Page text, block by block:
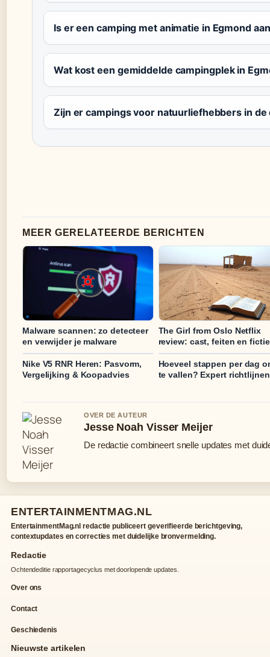
Is er een camping met animatie in Egmond
Wat kost een gemiddelde campingplek in
Zijn er campings voor natuurliefhebbers in de
MEER GERELATEERDE BERICHTEN
Malware scannen: zo detecteer
en verwijder je malware
The Girl from Oslo Netflix
review: cast, feiten en fictie
Nike V5 RNR Heren: Pasvorm,
Vergelijking & Koopadvies
Hoeveel stappen per dag
te vallen? Expert richtlijnen
OVER DE AUTEUR
Jesse Noah Visser Meijer
De redactie combineert snelle updates met
ENTERTAINMENTMAG.NL
EntertainmentMag.nl redactie publiceert geverifieerde berichtgeving,
contextupdates en correcties met duidelijke bronvermelding.
Redactie
Ochtendeditie rapportagecyclus met doorlopende updates.
Over ons
Contact
Geschiedenis
Nieuwste artikelen